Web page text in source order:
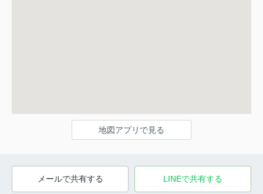
地図アプリで見る
メールで共有する LINEで共有する